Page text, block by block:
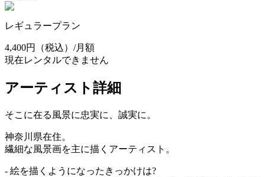
レギュラープラン
4,400円
（税込）/月額
現在レンタルできません
アーティスト詳細
そこに在る風景に忠実に、誠実に。
神奈川県在住。
繊細な風景画を主に描くアーティスト。
- 絵を描くようになったきっかけは?